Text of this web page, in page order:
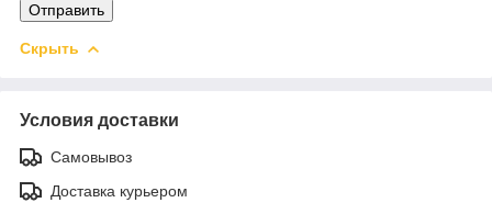
Отправить
Скрыть
Условия доставки
Самовывоз
Доставка курьером